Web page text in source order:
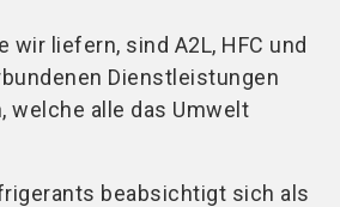
wir liefern, sind A2L, HFC und
Dienstleistungen
welche alle das Umwelt
beabsichtigt sich als